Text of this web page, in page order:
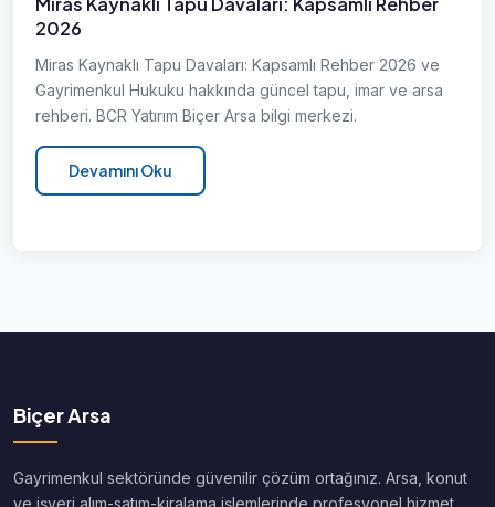
2026
Miras Kaynaklı Tapu Davaları: Kapsamlı Rehber 2026 ve
Gayrimenkul Hukuku hakkında güncel tapu, imar ve arsa
rehberi. BCR Yatırım Biçer Arsa bilgi merkezi.
Devamını Oku
Biçer Arsa
Gayrimenkul sektöründe güvenilir çözüm ortağınız. Arsa, konut